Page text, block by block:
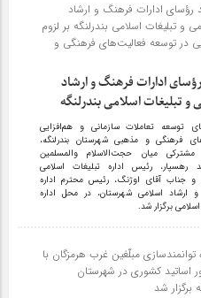
رؤسای ادارات فرهنگ و ارشاد
و تبلیغات اسلامی بندرلنگه بر لزوم
در توسعه فعالیت‌های فرهنگی و
ادارات فرهنگ و ارشاد
و تبلیغات اسلامی بندرلنگه
توسعه تعاملات سازمانی و هم‌افزایی
فرهنگی و مذهبی شهرستان بندرلنگه،
میان حجت‌الاسلام والمسلمین
رهسپار، رئیس اداره تبلیغات اسلامی
و جناب آقای اوژنگ، رئیس محترم اداره
ارشاد اسلامی شهرستان، در محل اداره
برگزار شد.
توانمندسازی مبلّغین غرب هرمزگان با
اساتید کشوری در شهرستان
برگزار شد